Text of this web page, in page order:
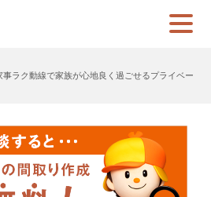
ラク動線で家族が心地良く過ごせるプライベー